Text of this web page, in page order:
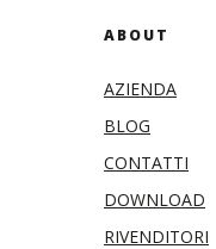
ABOUT
AZIENDA
BLOG
CONTATTI
DOWNLOAD
RIVENDITORI